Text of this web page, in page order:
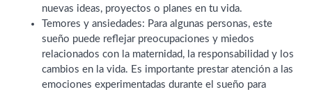
nuevas ideas, proyectos o planes en tu vida.
Temores y ansiedades: Para algunas personas, este
sueño puede reflejar preocupaciones y miedos
relacionados con la maternidad, la responsabilidad y los
cambios en la vida. Es importante prestar atención a las
emociones experimentadas durante el sueño para